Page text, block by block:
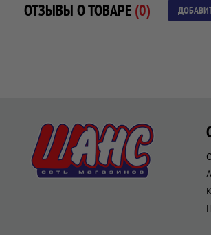
ОТЗЫВЫ О ТОВАРЕ (0)